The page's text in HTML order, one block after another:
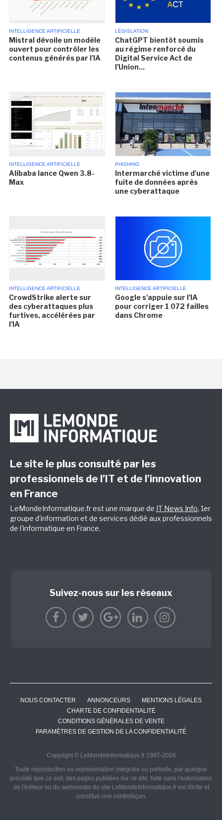
INTELLIGENCE ARTIFICIELLE
Mistral dévoile un modèle
ouvert pour contrôler les
contenus générés par l'IA
LÉGISLATION
ChatGPT bientôt soumis
au régime renforcé du
Digital Service Act de
l'Union...
INTELLIGENCE ARTIFICIELLE
Alibaba lance Qwen 3.8-
Max
PHISHING
Intermarché victime d'une
fuite de données après
une cyberattaque
INTELLIGENCE ARTIFICIELLE
CrowdStrike alerte sur
des cyberattaques plus
furtives, accélérées par
l'IA
INTELLIGENCE ARTIFICIELLE
Google s'appuie sur l'IA
pour corriger 1 072 failles
dans Chrome
Le site le plus consulté par les
professionnels de l’IT et de l’innovation
en France
LeMondeInformatique.fr est une marque de IT News Info, 1er
groupe d'information et de services dédié aux professionnels
de l'informatique en France.
Suivez-nous sur les réseaux
NOUS CONTACTER ANNONCEURS
MENTIONS LÉGALES
CHARTE DE CONFIDENTIALITÉ
CONDITIONS GÉNÉRALES DE VENTE
PARAMÈTRES DE GESTION DE LA CONFIDENTIALITÉ
Copyright © LeMondeInformatique.fr 1997-2026
Toute reproduction ou représentation intégrale ou partielle, par quelque
procédé que ce soit, des pages publiées sur ce site, faite sans l'autorisation
de l'éditeur ou du webmaster du site LeMondeInformatique.fr est illicite et
constitue une contrefaçon.